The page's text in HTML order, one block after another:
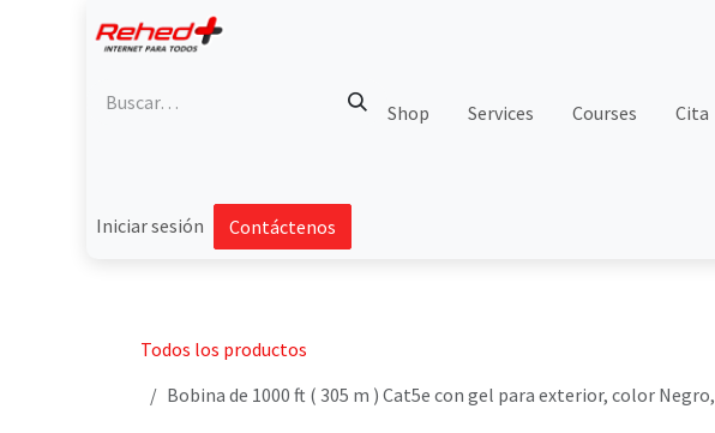
Shop Services Courses Cita
Iniciar sesión Contáctenos
Todos los productos
Bobina de 1000 ft ( 305 m ) Cat5e con gel para exterior, color